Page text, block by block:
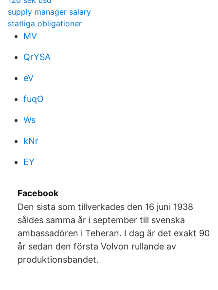
supply manager salary
statliga obligationer
MV
QrYSA
eV
fuqO
Ws
kNr
EY
Facebook
Den sista som tillverkades den 16 juni 1938
såldes samma år i september till svenska
ambassadören i Teheran. I dag är det exakt 90
år sedan den första Volvon rullande av
produktionsbandet.